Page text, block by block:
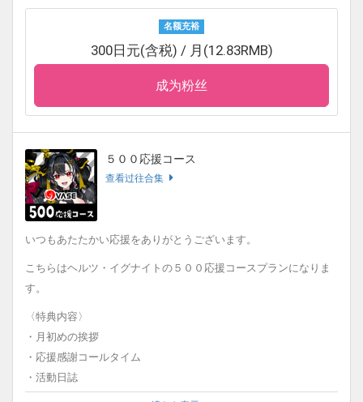
〈応援感謝コールタイムについて〉
毎月初めにYouTube配信でお名前をお呼びします。
※応援感謝コールタイムでは、ファンティアに登録されているニッ
読み上げの時に呼ばれたいお名前ご希望がある方、
い。
〈ファンティアについて〉
こちらのサービスでは、ファンティアでの商品の販売目的ではな
く、あくまでお客様への気持ちの特典であり、タレントを支援す
る形となります。
名额充裕
300日元(含税) / 月(12.83RMB)
成为粉丝
５００応援コース
查看过往合集
いつもあたたかい応援をありがとうございます。
こちらはヘルツ・イグナイトの５００応援コースプランになりま
す。
〈特典内容〉
・月初めの挨拶
・応援感謝コールタイム
・活動日誌